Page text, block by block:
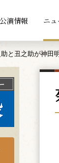
公演情報 ニ
と丑之助が神田